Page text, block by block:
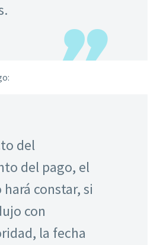
del
del pago, el
constar, si
con
la fecha